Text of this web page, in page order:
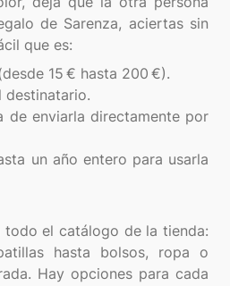
de Sarenza, aciertas sin
15 € hasta 200 €).
destinatario.
de enviarla directamente por
un año entero para usarla
todo el catálogo de la tienda:
hasta bolsos, ropa o
Hay opciones para cada